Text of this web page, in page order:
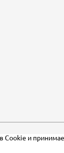
и